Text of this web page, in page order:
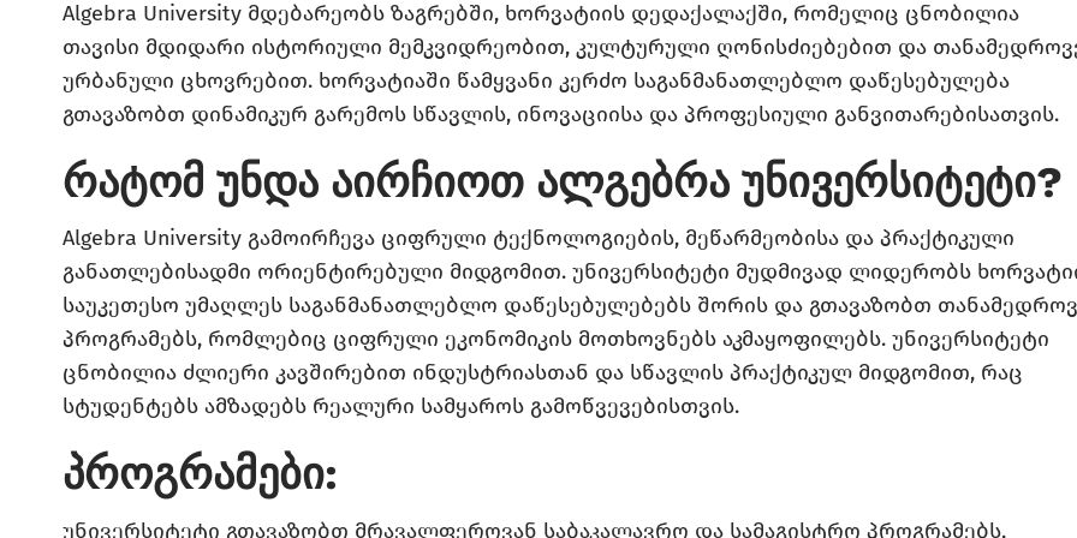
Algebra University მდებარეობს ზაგრებში, ხორვატიის დედაქალაქში, რომელიც ცნობილია
თავისი მდიდარი ისტორიული მემკვიდრეობით, კულტურული ღონისძიებებით და
ურბანული ცხოვრებით. ხორვატიაში წამყვანი კერძო საგანმანათლებლო დაწესებულება
გთავაზობთ დინამიკურ გარემოს სწავლის, ინოვაციისა და პროფესიული განვითარებისათვის.
რატომ უნდა აირჩიოთ ალგებრა უნივერსიტეტი?
Algebra University გამოირჩევა ციფრული ტექნოლოგიების, მეწარმეობისა და პრაქტიკული
განათლებისადმი ორიენტირებული მიდგომით. უნივერსიტეტი მუდმივად ლიდერობს
საუკეთესო უმაღლეს საგანმანათლებლო დაწესებულებებს შორის და გთავაზობთ
პროგრამებს, რომლებიც ციფრული ეკონომიკის მოთხოვნებს აკმაყოფილებს. უნივერსიტეტი
ცნობილია ძლიერი კავშირებით ინდუსტრიასთან და სწავლის პრაქტიკულ მიდგომით, რაც
სტუდენტებს ამზადებს რეალური სამყაროს გამოწვევებისთვის.
პროგრამები:
უნივერსიტეტი გთავაზობთ მრავალფეროვან საბაკალავრო და სამაგისტრო პროგრამებს,